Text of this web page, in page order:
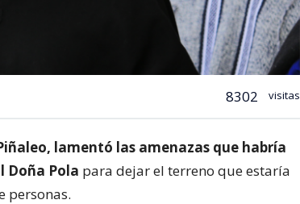
8302 visitas
lamentó las amenazas que habría
Doña Pola para dejar el terreno que estaría
personas.